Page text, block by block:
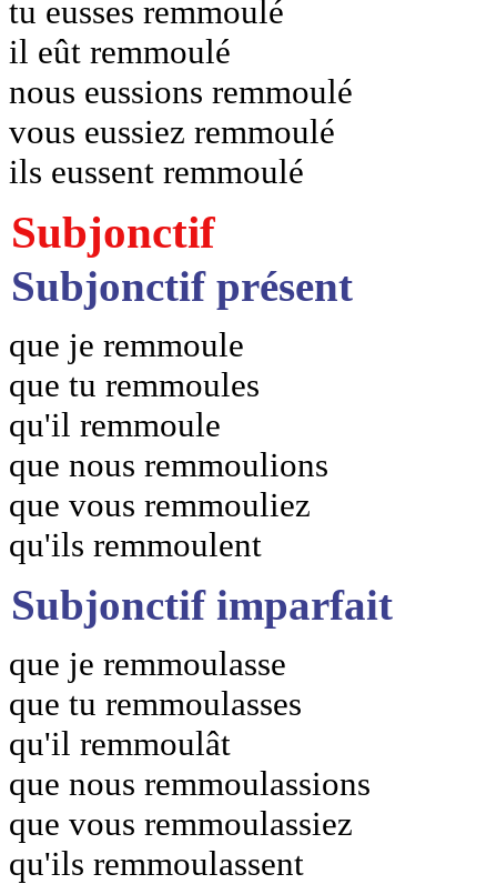
tu eusses remmoulé
il eût remmoulé
nous eussions remmoulé
vous eussiez remmoulé
ils eussent remmoulé
Subjonctif
Subjonctif présent
que je remmoule
que tu remmoules
qu'il remmoule
que nous remmoulions
que vous remmouliez
qu'ils remmoulent
Subjonctif imparfait
que je remmoulasse
que tu remmoulasses
qu'il remmoulât
que nous remmoulassions
que vous remmoulassiez
qu'ils remmoulassent